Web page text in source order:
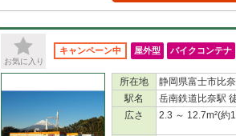
お気に入り
キャンペーン中 屋外型 バイクコンテナ
所在地
静岡県富士市比奈
駅名
岳南鉄道比奈駅
広さ
2.3 ～ 12.7m²(約